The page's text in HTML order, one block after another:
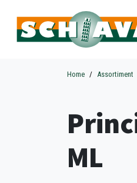
Home Assortiment
ML